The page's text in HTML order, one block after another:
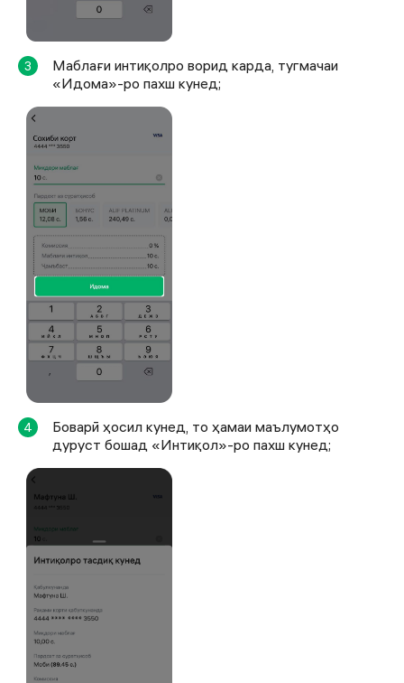
3
Маблағи интиқолро ворид карда, тугмачаи
«Идома»-ро пахш кунед;
4
Боварӣ ҳосил кунед, то ҳамаи маълумотҳо
дуруст бошад «Интиқол»-ро пахш кунед;